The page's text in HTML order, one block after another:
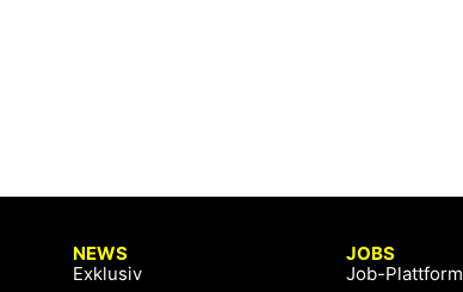
NEWS
Exklusiv
JOBS
Job-Plattform